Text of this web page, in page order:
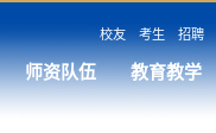
校友 考生 招聘
师资队伍 教育教学